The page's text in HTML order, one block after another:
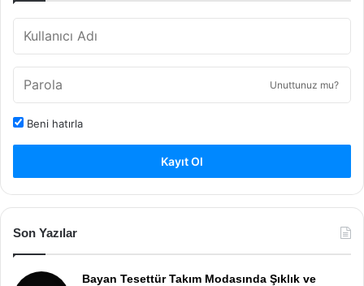
Unuttunuz mu?
Beni hatırla
Kayıt Ol
Son Yazılar
Bayan Tesettür Takım Modasında Şıklık ve